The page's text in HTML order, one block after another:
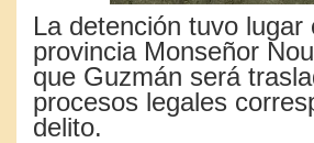
La detención tuvo
provincia Monseñor
que Guzmán será
procesos legales
delito.